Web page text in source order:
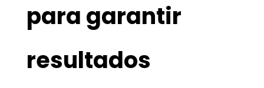
para garantir
resultados